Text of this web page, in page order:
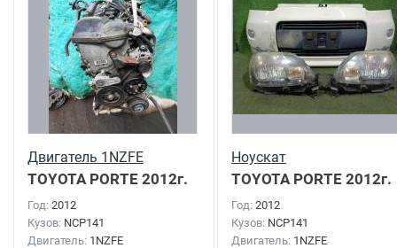
Двигатель 1NZFE
TOYOTA PORTE 2012г.
Год: 2012
Кузов: NCP141
Двигатель: 1NZFE
Ноускат
TOYOTA PORTE 2012г.
Год: 2012
Кузов: NCP141
Двигатель: 1NZFE